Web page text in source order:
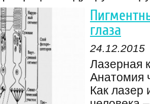
глаза
24.12.2015
Лазерная
Анатомия
Как лазер